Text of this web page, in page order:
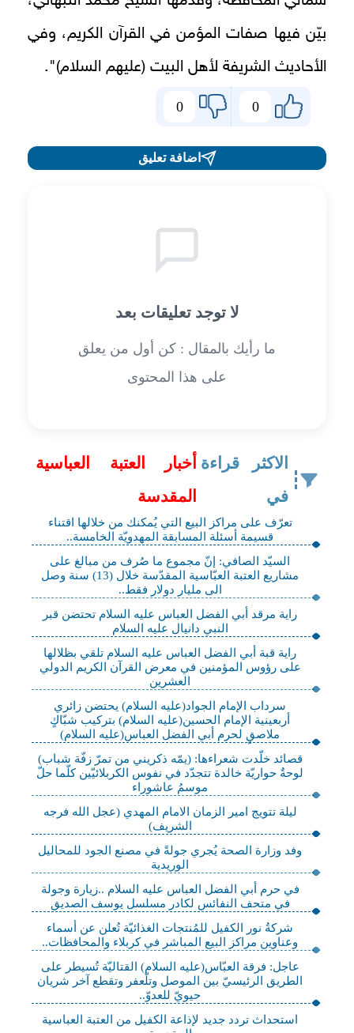
بيّن فيها صفات المؤمن في القرآن الكريم، وفي
الأحاديث الشريفة لأهل البيت (عليهم السلام)".
0
0
اضافة تعليق
لا توجد تعليقات بعد
ما رأيك بالمقال : كن أول من يعلق
على هذا المحتوى
الاكثر قراءة
في
أخبار العتبة العباسية
المقدسة
تعرّف على مراكز البيع التي يُمكنك من خلالها اقتناء
قسيمة أسئلة المسابقة المهدويّة الخامسة..
السيّد الصافي: إنّ مجموع ما صُرف من مبالغ على
مشاريع العتبة العبّاسية المقدّسة خلال (13) سنة وصل
الى مليار دولار فقط..
راية مرقد أبي الفضل العباس عليه السلام تحتضن قبر
النبي دانيال عليه السلام
راية قبة أبي الفضل العباس عليه السلام تلقي بظلالها
على رؤوس المؤمنين في معرض القرآن الكريم الدولي
العشرين
سرداب الإمام الجواد(عليه السلام) يحتضن زائري
أربعينية الإمام الحسين(عليه السلام) بتركيب شبّاكٍ
ملاصقٍ لحرم أبي الفضل العباس(عليه السلام)
قصائد خلّدت شعراءها: (يمّه ذكريني من تمرّ زفّة شباب)
لوحةٌ حواريّة خالدة تتجدّد في نفوس الكربلائيّين كلّما حلّ
موسمُ عاشوراء
ليلة تتويج امير الزمان الامام المهدي (عجل الله فرجه
الشريف)
وفد وزارة الصحة يُجري جولةً في مصنع الجود للمحاليل
الوريدية
في حرم أبي الفضل العباس عليه السلام ..زيارة وجولة
في متحف النفائس لكادر مسلسل يوسف الصديق
شركةُ نور الكفيل للمُنتجات الغذائيّة تُعلن عن أسماء
وعناوين مراكز البيع المباشر في كربلاء والمحافظات..
عاجل: فرقة العبّاس(عليه السلام) القتاليّة تُسيطر على
الطريق الرئيسيّ بين الموصل وتلّعفر وتقطع آخر شريان
حيويّ للعدوّ..
استحداث تردد جديد لإذاعة الكفيل من العتبة العباسية